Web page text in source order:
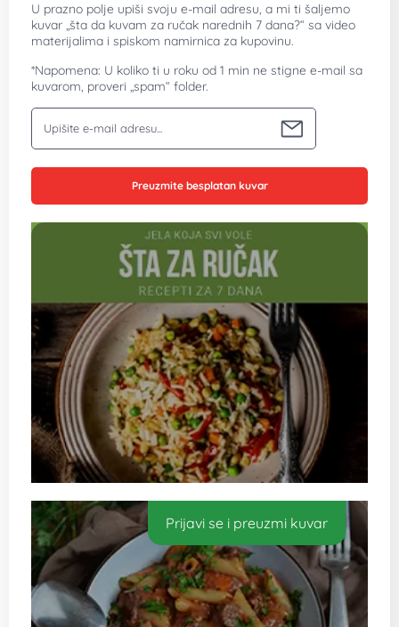
U prazno polje upiši svoju e-mail adresu, a mi ti šaljemo
kuvar „šta da kuvam za ručak narednih 7 dana?“ sa video
materijalima i spiskom namirnica za kupovinu.
*Napomena: U koliko ti u roku od 1 min ne stigne e-mail sa
kuvarom, proveri „spam“ folder.
Preuzmite besplatan kuvar
Prijavi se i preuzmi kuvar